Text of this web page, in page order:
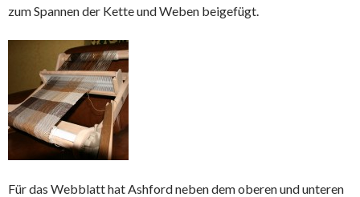
zum Spannen der Kette und Weben beigefügt.
Für das Webblatt hat Ashford neben dem oberen und unteren